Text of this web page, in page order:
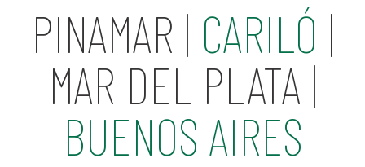
PINAMAR | CARILÓ |
MAR DEL PLATA |
BUENOS AIRES